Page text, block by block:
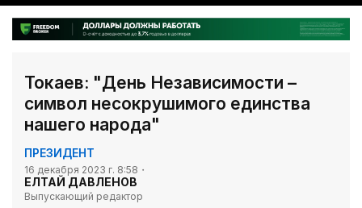
Токаев: "День Независимости –
символ несокрушимого единства
нашего народа"
ПРЕЗИДЕНТ
16 декабря 2023 г. 8:58
ЕЛТАЙ ДАВЛЕНОВ
Выпускающий редактор